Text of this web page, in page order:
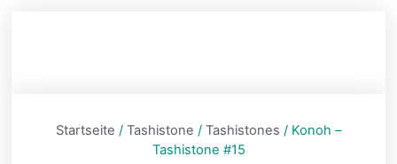
Startseite / Tashistone / Tashistones / Konoh –
Tashistone #15